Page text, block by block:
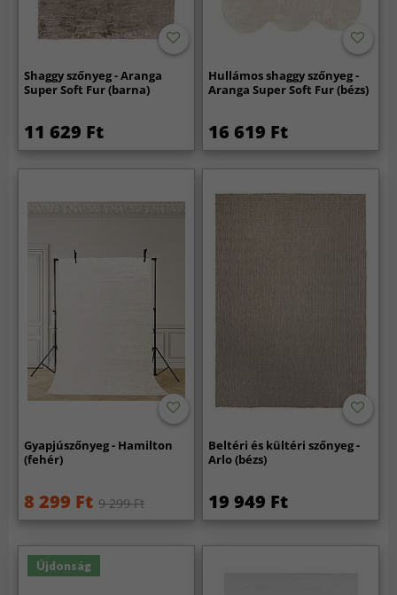
Shaggy szőnyeg - Aranga
Super Soft Fur (barna)
11 629 Ft
Hullámos shaggy szőnyeg -
Aranga Super Soft Fur (bézs)
16 619 Ft
Gyapjúszőnyeg - Hamilton
(fehér)
8 299 Ft 9 299 Ft
Beltéri és kültéri szőnyeg -
Arlo (bézs)
19 949 Ft
Újdonság